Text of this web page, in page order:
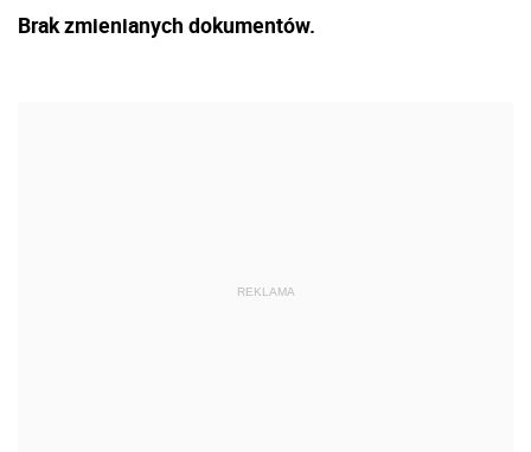
Brak zmienianych dokumentów.